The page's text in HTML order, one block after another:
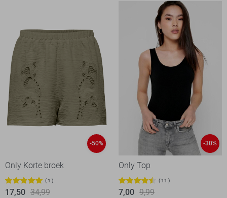
-50%
Only Korte broek
1
17,50 34,99
-30%
Only Top
11
7,00 9,99